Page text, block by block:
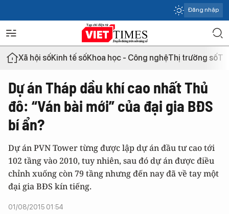
Đăng nhập
Xã hội sốKinh tế sốKhoa học - Công nghệThị trường số
Dự án Tháp dầu khí cao nhất Thủ
đô: “Ván bài mới” của đại gia BĐS
bí ẩn?
Dự án PVN Tower từng được lập dự án đầu tư cao tới
102 tầng vào 2010, tuy nhiên, sau đó dự án được điều
chỉnh xuống còn 79 tầng nhưng đến nay đã về tay một
đại gia BĐS kín tiếng.
01/08/2015 01:54